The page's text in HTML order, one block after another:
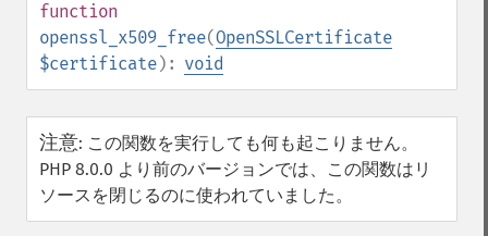
function
openssl_x509_free(OpenSSLCertificate
$certificate): void
注意: この関数を実行しても何も起こりません。
PHP 8.0.0 より前のバージョンでは、この関数はリ
ソースを閉じるのに使われていました。